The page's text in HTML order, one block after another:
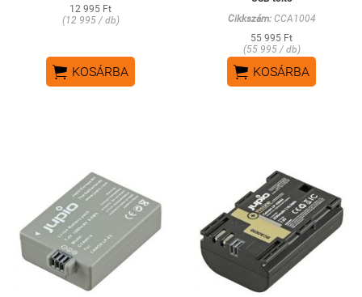
12 995 Ft
(12 995 / db)
 KOSÁRBA
Cikkszám:CCA1004
55 995 Ft
(55 995 / db)
 KOSÁRBA